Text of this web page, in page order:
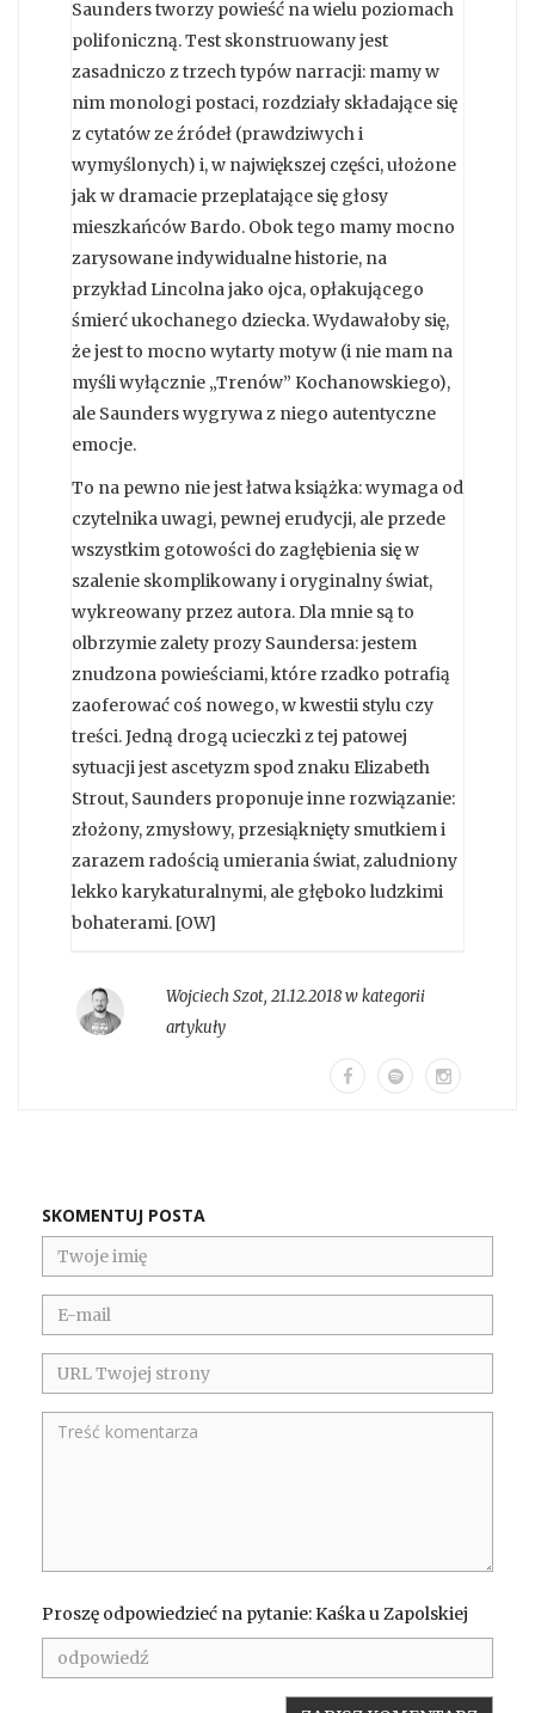
Saunders tworzy powieść na wielu poziomach
polifoniczną. Test skonstruowany jest
zasadniczo z trzech typów narracji: mamy w
nim monologi postaci, rozdziały składające się
z cytatów ze źródeł (prawdziwych i
wymyślonych) i, w największej części, ułożone
jak w dramacie przeplatające się głosy
mieszkańców Bardo. Obok tego mamy mocno
zarysowane indywidualne historie, na
przykład Lincolna jako ojca, opłakującego
śmierć ukochanego dziecka. Wydawałoby się,
że jest to mocno wytarty motyw (i nie mam na
myśli wyłącznie „Trenów” Kochanowskiego),
ale Saunders wygrywa z niego autentyczne
emocje.
To na pewno nie jest łatwa książka: wymaga od
czytelnika uwagi, pewnej erudycji, ale przede
wszystkim gotowości do zagłębienia się w
szalenie skomplikowany i oryginalny świat,
wykreowany przez autora. Dla mnie są to
olbrzymie zalety prozy Saundersa: jestem
znudzona powieściami, które rzadko potrafią
zaoferować coś nowego, w kwestii stylu czy
treści. Jedną drogą ucieczki z tej patowej
sytuacji jest ascetyzm spod znaku Elizabeth
Strout, Saunders proponuje inne rozwiązanie:
złożony, zmysłowy, przesiąknięty smutkiem i
zarazem radością umierania świat, zaludniony
lekko karykaturalnymi, ale głęboko ludzkimi
bohaterami. [OW]
Wojciech Szot, 21.12.2018 w kategorii
artykuły
SKOMENTUJ POSTA
Proszę odpowiedzieć na pytanie: Kaśka u Zapolskiej